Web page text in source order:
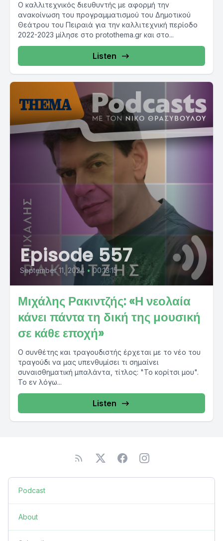
Ο καλλιτεχνικός διευθυντής με αφορμή την
ανακοίνωση του προγραμματισμού του Δημοτικού
Θεάτρου του Πειραιά για την καλλιτεχνική περίοδο
2022-2023 μίλησε στο protothema.gr και στο...
Listen
Episode 557
September 11, 2024 • 00:13:15
Μιχάλης Ρακιντζής: «Η νεολαία
κάνει πάντα τη δική της μουσική
σε κάθε εποχή»
Ο συνθέτης και τραγουδιστής έρχεται με το νέο του
τραγούδι να μας υπενθυμίσει τι σημαίνει
συναισθηματική μπαλάντα, τίτλος: "Το κορίτσι μου".
Το εν λόγω...
Listen
Podcast
About